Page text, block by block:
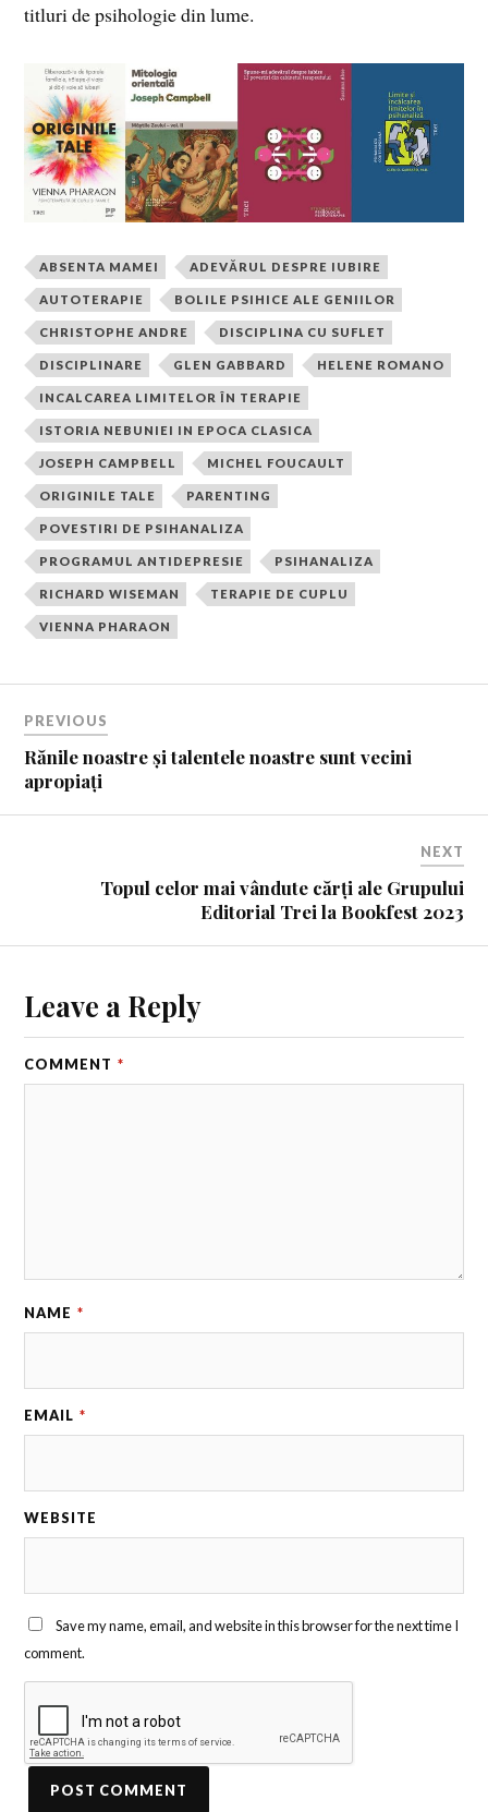
titluri de psihologie din lume.
ABSENTA MAMEI ADEVĂRUL DESPRE IUBIRE
AUTOTERAPIE BOLILE PSIHICE ALE GENIILOR
CHRISTOPHE ANDRE DISCIPLINA CU SUFLET
DISCIPLINARE GLEN GABBARD HELENE ROMANO
INCALCAREA LIMITELOR ÎN TERAPIE
ISTORIA NEBUNIEI IN EPOCA CLASICA
JOSEPH CAMPBELL MICHEL FOUCAULT
ORIGINILE TALE PARENTING
POVESTIRI DE PSIHANALIZA
PROGRAMUL ANTIDEPRESIE PSIHANALIZA
RICHARD WISEMAN TERAPIE DE CUPLU
VIENNA PHARAON
PREVIOUS
Rănile noastre și talentele noastre sunt vecini
apropiați
NEXT
Topul celor mai vândute cărți ale Grupului
Editorial Trei la Bookfest 2023
Leave a Reply
COMMENT *
NAME *
EMAIL *
WEBSITE
Save my name, email, and website in this browser for the next time I
comment.